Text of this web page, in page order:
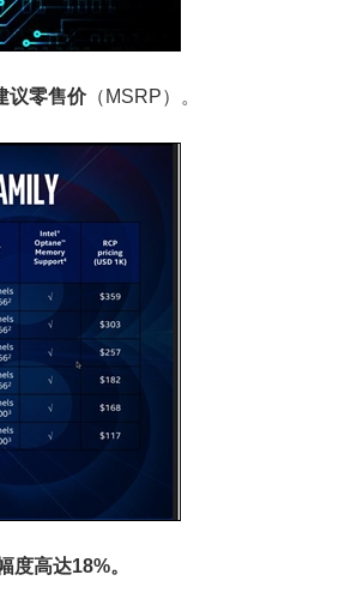
议零售价（MSRP）。
高达18%。